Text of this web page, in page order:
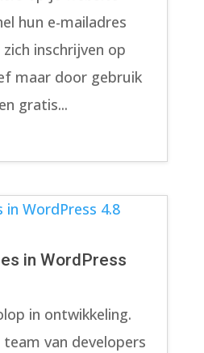
hun e-mailadres
inschrijven op
maar door gebruik
gratis...
in WordPress
in ontwikkeling.
van developers